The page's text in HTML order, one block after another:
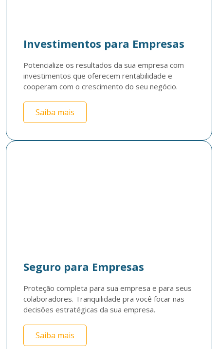
Investimentos para Empresas
Potencialize os resultados da sua empresa com
investimentos que oferecem rentabilidade e
cooperam com o crescimento do seu negócio.
Saiba mais
Seguro para Empresas
Proteção completa para sua empresa e para seus
colaboradores. Tranquilidade pra você focar nas
decisões estratégicas da sua empresa.
Saiba mais